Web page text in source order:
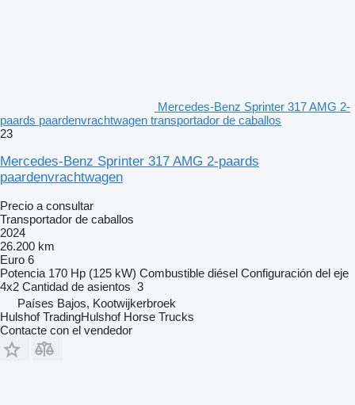
Mercedes-Benz Sprinter 317 AMG 2-
paards paardenvrachtwagen transportador de caballos
23
Mercedes-Benz Sprinter 317 AMG 2-paards
paardenvrachtwagen
Precio a consultar
Transportador de caballos
2024
26.200 km
Euro 6
Potencia 170 Hp (125 kW) Combustible diésel Configuración del eje
4x2 Cantidad de asientos 3
Países Bajos, Kootwijkerbroek
Hulshof TradingHulshof Horse Trucks
Contacte con el vendedor